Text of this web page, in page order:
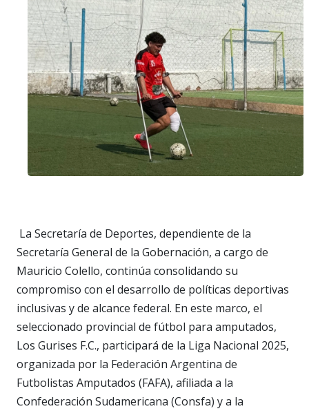
La Secretaría de Deportes, dependiente de la
Secretaría General de la Gobernación, a cargo de
Mauricio Colello, continúa consolidando su
compromiso con el desarrollo de políticas deportivas
inclusivas y de alcance federal. En este marco, el
seleccionado provincial de fútbol para amputados,
Los Gurises F.C., participará de la Liga Nacional 2025,
organizada por la Federación Argentina de
Futbolistas Amputados (FAFA), afiliada a la
Confederación Sudamericana (Consfa) y a la